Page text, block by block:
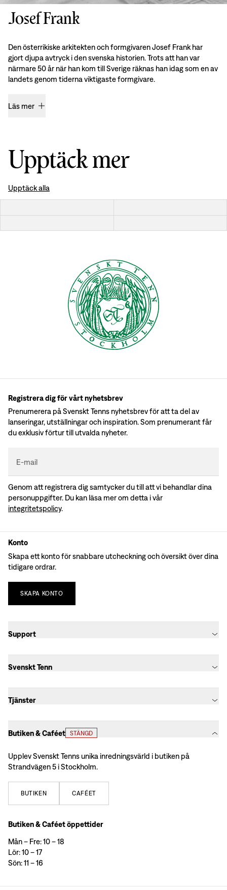
Josef Frank
Den österrikiske arkitekten och formgivaren Josef Frank har
gjort djupa avtryck i den svenska historien. Trots att han var
närmare 50 år när han kom till Sverige räknas han idag som en av
landets genom tiderna viktigaste formgivare.
Läs mer
Upptäck mer
Upptäck alla
Registrera dig för vårt nyhetsbrev
Prenumerera på Svenskt Tenns nyhetsbrev för att ta del av
lanseringar, utställningar och inspiration. Som prenumerant får
du exklusiv förtur till utvalda nyheter.
E-mail
Genom att registrera dig samtycker du till att vi behandlar dina
personuppgifter. Du kan läsa mer om detta i vår
integritetspolicy.
Konto
Skapa ett konto för snabbare utcheckning och översikt över dina
tidigare ordrar.
SKAPA KONTO
Support
Svenskt Tenn
Tjänster
Butiken & Caféet STÄNGD
Upplev Svenskt Tenns unika inredningsvärld i butiken på
Strandvägen 5 i Stockholm.
BUTIKEN CAFÉET
Butiken & Caféet öppettider
Mån – Fre: 10 – 18
Lör: 10 – 17
Sön: 11 – 16